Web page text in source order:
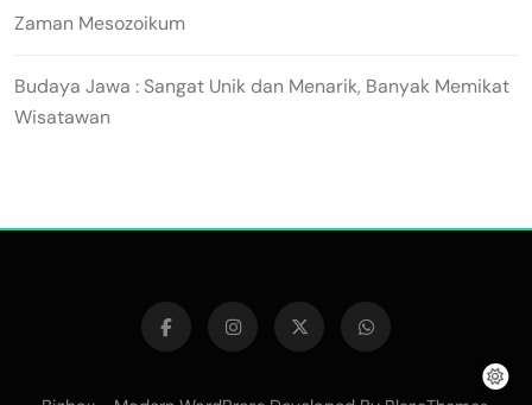
Zaman Mesozoikum
Budaya Jawa : Sangat Unik dan Menarik, Banyak Memikat
Wisatawan